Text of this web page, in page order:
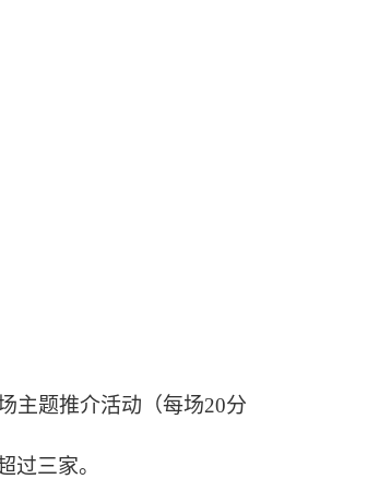
主题推介活动（每场20分
过三家。